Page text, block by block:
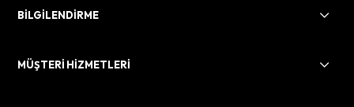
BİLGİLENDİRME
MÜŞTERİ HİZMETLERİ